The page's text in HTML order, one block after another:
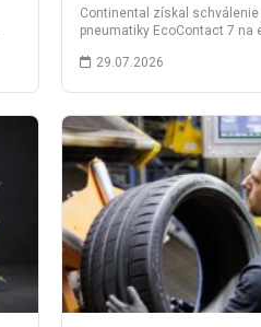
Continental získal schválenie
pneumatiky EcoContact 7 na
29.07.2026